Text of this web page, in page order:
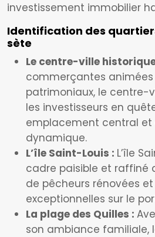
investissement immobilier
Identification des
sète
Le centre-ville
commerçantes
patrimoniaux, le centre-
les investisseurs en
emplacement central et
dynamique.
L’île Saint-Louis : L’île
cadre paisible et raffiné
de pêcheurs rénovées
exceptionnelles sur le
La plage des Quilles :
son ambiance familiale,